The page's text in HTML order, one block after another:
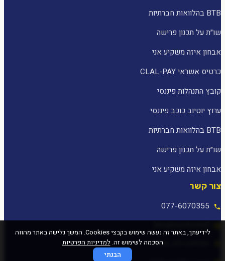
BTB בהלוואות חברתיות
שו״ת על תכנון פרישה
אבחון איזה משקיע אני
כרטיס אשראי CLAL-PAY
קובץ התנהלות פיננסי
ערוץ יוטיוב כוכב פיננסי
BTB בהלוואות חברתיות
שו״ת על תכנון פרישה
אבחון איזה משקיע אני
צור קשר
077-6070355
לידיעתך, באתר זה נעשה שימוש בקבצי Cookies. המשך גלישה באתר מהווה
הסכמה לשימוש זה.למדיניות הפרטיות
הבנתי